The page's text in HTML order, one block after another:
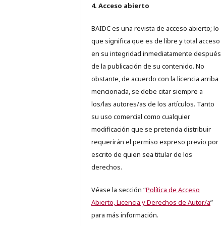
4. Acceso abierto
BAIDC es una revista de acceso abierto; lo
que significa que es de libre y total acceso
en su integridad inmediatamente después
de la publicación de su contenido. No
obstante, de acuerdo con la licencia arriba
mencionada, se debe citar siempre a
los/las autores/as de los artículos. Tanto
su uso comercial como cualquier
modificación que se pretenda distribuir
requerirán el permiso expreso previo por
escrito de quien sea titular de los
derechos.
Véase la sección “Política de Acceso
Abierto, Licencia y Derechos de Autor/a”
para más información.